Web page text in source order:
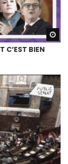
C’EST BIEN